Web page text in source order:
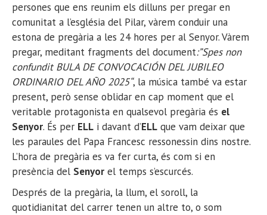
persones que ens reunim els dilluns per pregar en
comunitat a l’església del Pilar, vàrem conduir una
estona de pregària a les 24 hores per al Senyor. Vàrem
pregar, meditant fragments del document:”Spes non
confundit BULA DE CONVOCACIÓN DEL JUBILEO
ORDINARIO DEL AÑO 2025“, la música també va estar
present, però sense oblidar en cap moment que el
veritable protagonista en qualsevol pregària és el
Senyor. És per ELL i davant d’ELL que vam deixar que
les paraules del Papa Francesc ressonessin dins nostre.
L’hora de pregària es va fer curta, és com si en
presència del Senyor el temps s’escurcés.
Després de la pregària, la llum, el soroll, la
quotidianitat del carrer tenen un altre to, o som